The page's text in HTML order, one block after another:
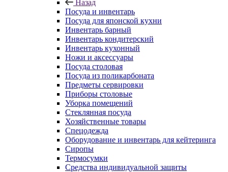
Назад
Посуда и инвентарь
Посуда для японской кухни
Инвентарь барный
Инвентарь кондитерский
Инвентарь кухонный
Ножи и аксессуары
Посуда столовая
Посуда из поликарбоната
Предметы сервировки
Приборы столовые
Уборка помещений
Стеклянная посуда
Хозяйственные товары
Спецодежда
Оборудование и инвентарь для кейтеринга
Сиропы
Термосумки
Средства индивидуальной защиты